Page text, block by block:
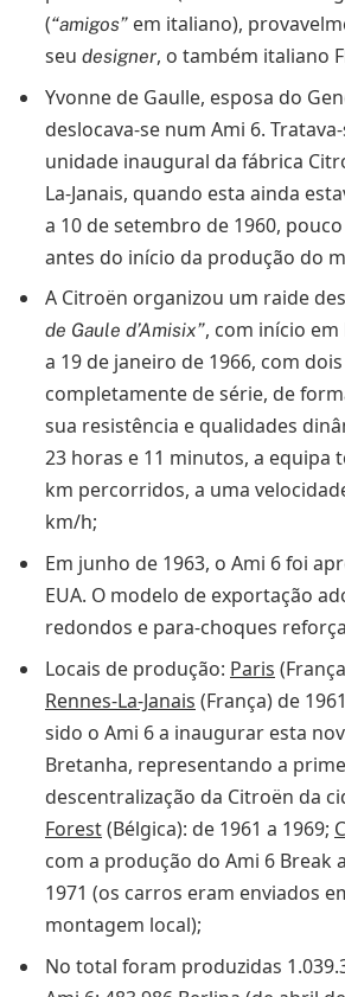
(“amigos” em italiano),
seu designer, o também italiano
Yvonne de Gaulle, esposa do
deslocava-se num Ami 6.
unidade inaugural da fábrica
La-Janais, quando esta ainda
a 10 de setembro de 1960,
antes do início da produção do
A Citroën organizou um raide
de Gaule d’Amisix”, com início em
a 19 de janeiro de 1966, com
completamente de série, de
sua resistência e qualidades
23 horas e 11 minutos, a equipa
km percorridos, a uma
km/h;
Em junho de 1963, o Ami 6 foi
EUA. O modelo de exportação
redondos e para-choques
Locais de produção: Paris
Rennes-La-Janais (França) de
sido o Ami 6 a inaugurar esta
Bretanha, representando a
descentralização da Citroën da
Forest(Bélgica): de 1961 a 1969;
com a produção do Ami 6 Break
1971 (os carros eram enviados
montagem local);
No total foram produzidas